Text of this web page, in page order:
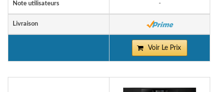
Note utilisateurs -
Livraison
Voir Le Prix